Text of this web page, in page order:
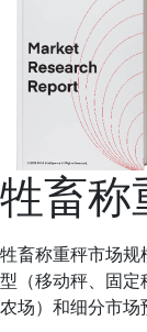
牲畜称
牲畜称重秤市场
型（移动秤、固定
农场）和细分市